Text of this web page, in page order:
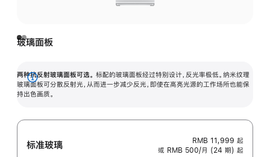
玻璃面板
两种抗反射玻璃面板可选。 标配的玻璃面板经过特别设计，反光率极低。纳米纹理
玻璃面板可分散反射光，从而进一步减少反光，即使在高亮光源的工作场所也能保
持出色画质。
展
开
标准玻璃 RMB 11,999 起
或 RMB 500/月 (24 期) 起